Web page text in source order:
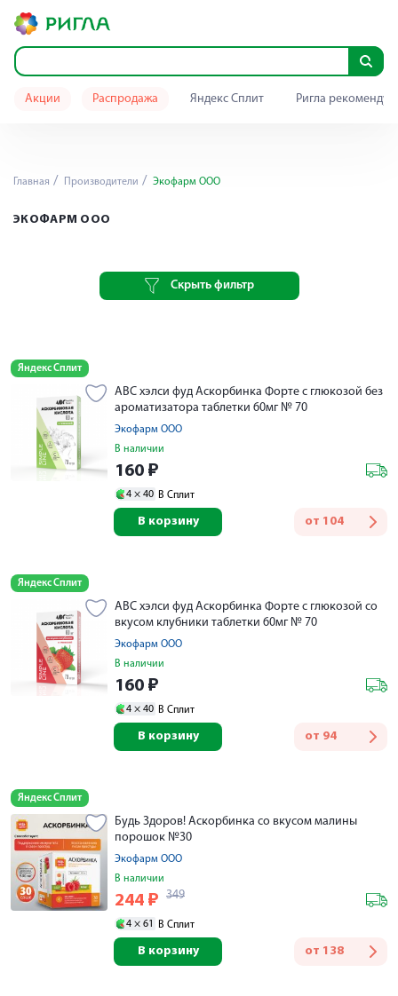
Акции Распродажа Яндекс Сплит Ригла
Главная Производители Экофарм ООО
ЭКОФАРМ ООО
Скрыть фильтр
Яндекс Сплит
АВС хэлси фуд Аскорбинка Форте с глюкозой без
ароматизатора таблетки 60мг № 70
Экофарм ООО
В наличии
160 ₽
4 × 40 В Сплит
от 104
В корзину
Яндекс Сплит
АВС хэлси фуд Аскорбинка Форте с глюкозой со
вкусом клубники таблетки 60мг № 70
Экофарм ООО
В наличии
160 ₽
4 × 40 В Сплит
от 94
В корзину
Яндекс Сплит
Будь Здоров! Аскорбинка со вкусом малины
порошок №30
Экофарм ООО
В наличии
244 ₽ 349
4 × 61 В Сплит
от 138
В корзину